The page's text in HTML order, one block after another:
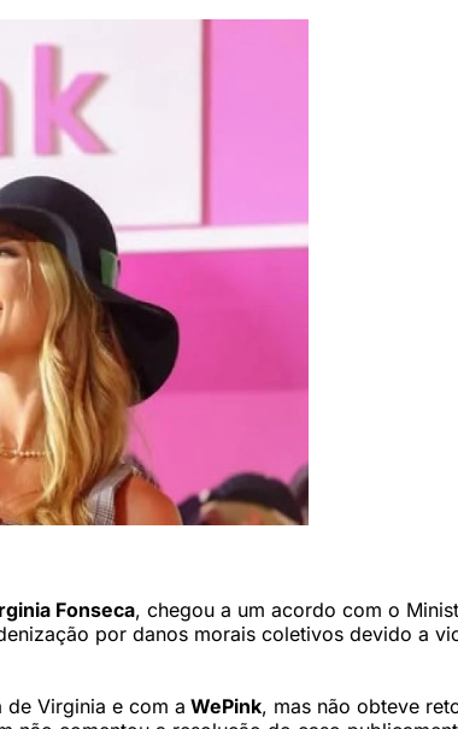
Fonseca, chegou a um acordo com o
por danos morais coletivos devido a
de Virginia e com a WePink, mas não obteve